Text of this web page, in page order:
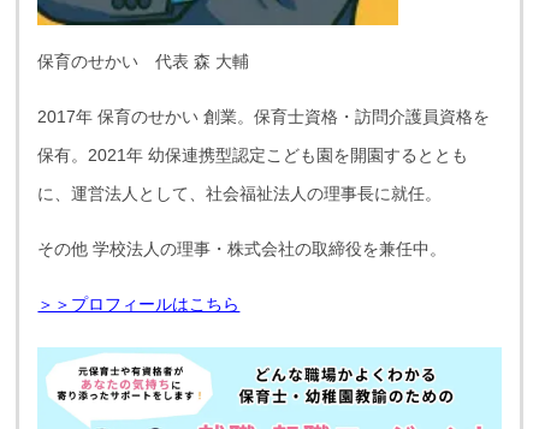
保育のせかい 代表 森 大輔
2017年 保育のせかい 創業。保育士資格・訪問介護員資格を
保有。2021年 幼保連携型認定こども園を開園するととも
に、運営法人として、社会福祉法人の理事長に就任。
その他 学校法人の理事・株式会社の取締役を兼任中。
＞＞プロフィールはこちら